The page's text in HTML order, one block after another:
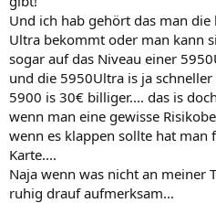
Und ich hab gehört das man
Ultra bekommt oder man kann
sogar auf das Niveau einer
und die 5950Ultra is ja
5900 is 30€ billiger.... das is
wenn man eine gewisse
wenn es klappen sollte hat
Karte....
Naja wenn was nicht an meiner
ruhig drauf aufmerksam...